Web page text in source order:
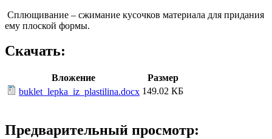
Сплющивание – сжимание кусочков материала для придания
ему плоской формы.
Скачать:
Вложение
Размер
buklet_lepka_iz_plastilina.docx 149.02 КБ
Предварительный просмотр: